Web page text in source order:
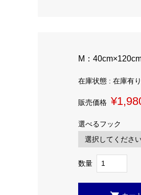
M：
在庫状態 : 在庫有り
販売価格
選べるフック
数量